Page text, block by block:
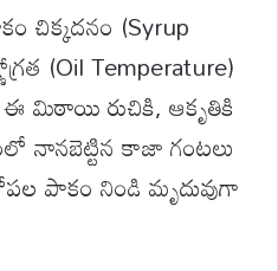
(Syrup
(Oil Temperature)
మిఠాయి రుచికి, ఆకృతికి
నానబెట్టిన కాజా గంటలు
పాకం నిండి మృదువుగా